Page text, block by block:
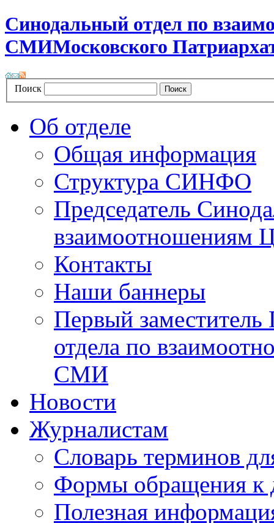
Синодальный отдел по
СМИМосковского
Поиск
Об отделе
Общая информация
Структура СИНФО
Председатель
взаимоотношениям
Контакты
Наши баннеры
Первый заместитель
отдела по
СМИ
Новости
Журналистам
Словарь терминов
Формы обращения к
Полезная